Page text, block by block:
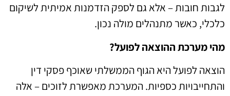
לגבות חובות – אלא גם לספק הזדמנות אמיתית לשיקום
כלכלי, כאשר מתנהלים מולה נכון.
מהי מערכת ההוצאה לפועל?
הוצאה לפועל היא הגוף הממשלתי שאוכף פסקי דין
והתחייבויות כספיות. המערכת מאפשרת לזוכים – אלה